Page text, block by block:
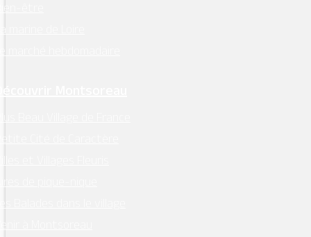
être
marine de Loire
marché hebdomadaire
Montsoreau
Beau Village de France
Cité de Caractère
et Villages Fleuris
de pique-nique
Balades dans le village
à Montsoreau